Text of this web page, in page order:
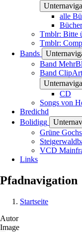
alle
Tmblr: Bitte
Tmblr:
Bands
Band
Band
CD
Songs von
Bredichd
Bolidigg
Grüne
VCD
Links
Pfadnavigation
Startseite
Autor
Image